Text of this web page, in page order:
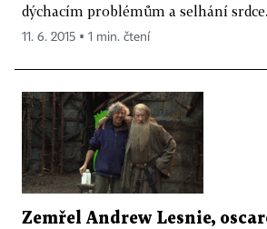
dýchacím problémům a selhání
11. 6. 2015 ▪ 1 min. čtení
Zemřel Andrew Lesnie,